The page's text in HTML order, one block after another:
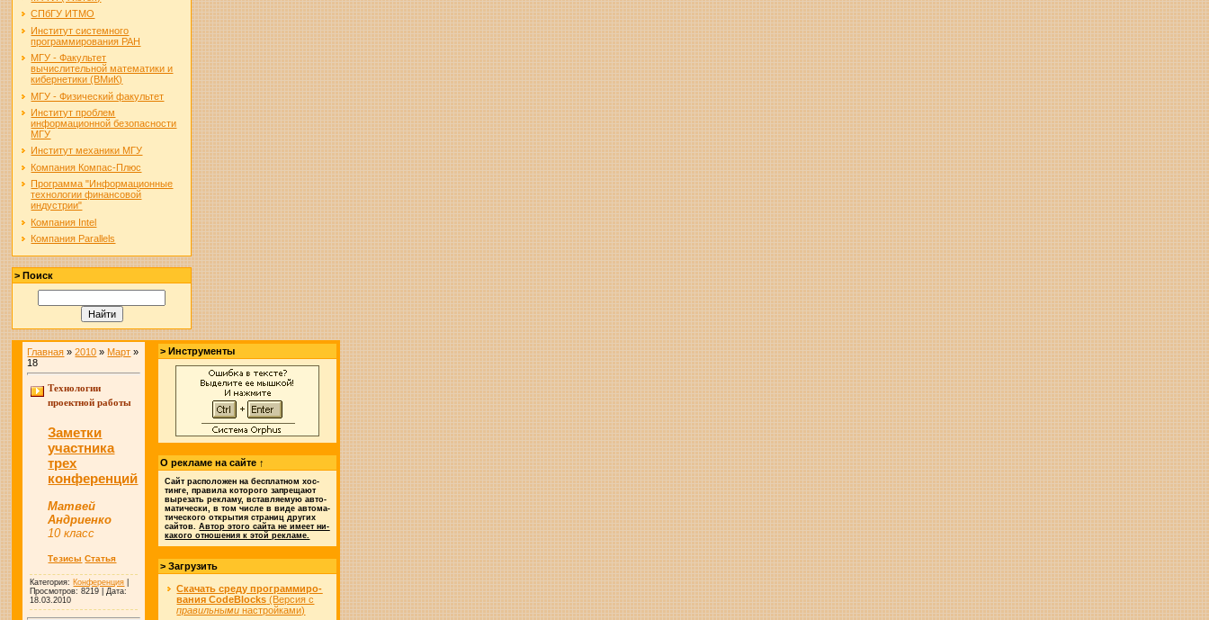
СПбГУ ИТМО
Институт системного
программирования РАН
МГУ - Факультет
вычислительной математики и
кибернетики (ВМиК)
МГУ - Физический факультет
Институт проблем
информационной безопасности
МГУ
Институт механики МГУ
Компания Компас-Плюс
Программа "Информационные
технологии финансовой
индустрии"
Компания Intel
Компания Parallels
> Поиск
Главная »2010 » Март »
18
Технологии
проектной работы
Заметки
участника
трех
конференций
Матвей
Андриенко
10 класс
Тезисы Статья
Категория: Конференция
Просмотров: 8219 | Дата:
18.03.2010
> Инструменты
О рекламе на сайте ↑
Сайт рас­по­ло­жен на бес­плат­ном хос­
тин­ге, пра­ви­ла ко­то­ро­го за­пре­ща­ют
вы­ре­зать ре­к­ла­му, встав­ляе­мую авто­
ма­ти­чес­ки, в том чис­ле в ви­де авто­ма­
ти­чес­ко­го от­кры­тия стра­ниц дру­гих
сай­тов.Ав­тор это­го сай­та не име­ет ни­
ка­ко­го отно­ше­ния к этой ре­кла­ме.
> Загрузить
Скачать сре­ду про­грам­ми­ро­
ва­ния CodeBlocks (Вер­сия с
пра­виль­ны­ми на­строй­ка­ми)